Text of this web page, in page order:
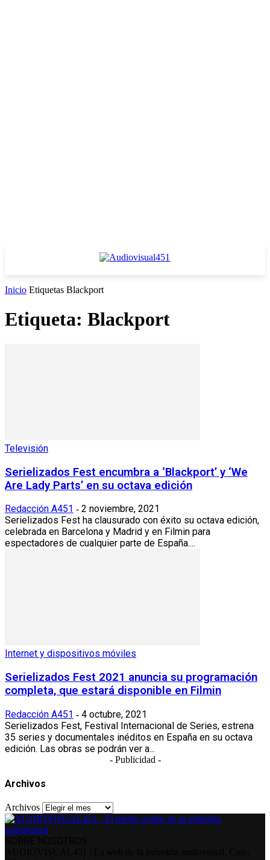
Inicio Etiquetas Blackport
Etiqueta: Blackport
Televisión
Serielizados Fest encumbra a ‘Blackport’ y ‘We
Are Lady Parts’ en su octava edición
Redacción A451 - 2 noviembre, 2021
Serielizados Fest ha clausurado con éxito su octava edición,
celebrada en Barcelona y Madrid y en Filmin para
espectadores de cualquier parte de España....
Internet y dispositivos móviles
Serielizados Fest 2021 anuncia su programación
completa, que estará disponible en Filmin
Redacción A451 - 4 octubre, 2021
Serielizados Fest, Festival Internacional de Series, estrena
35 series y documentales inéditos en España en su octava
edición. Las obras se podrán ver a...
- Publicidad -
Archivos
Archivos